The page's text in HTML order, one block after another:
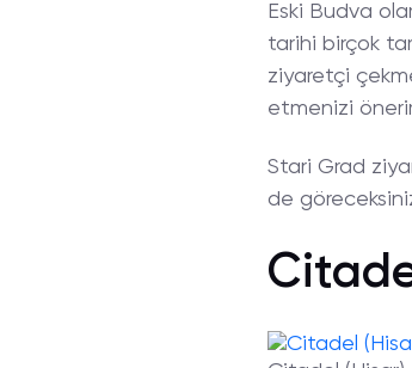
Eski Budva
tarihi birçok
ziyaretçi
etmenizi
Stari Grad
de